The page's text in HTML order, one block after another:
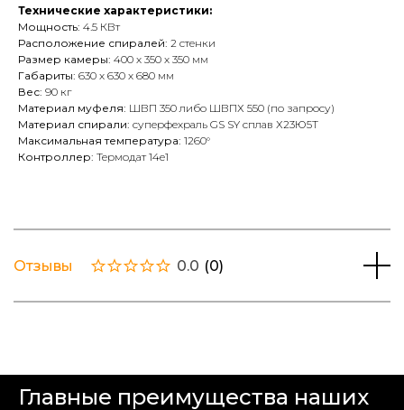
Технические характеристики:
Мощность: 4.5 КВт
Расположение спиралей: 2 стенки
Размер камеры: 400 х 350 х 350 мм
Габариты: 630 х 630 х 680 мм
Вес: 90 кг
Материал муфеля: ШВП 350 либо ШВПХ 550 (по запросу)
Материал спирали: суперфехраль GS SY сплав Х23Ю5Т
Максимальная температура: 1260°
Контроллер: Термодат 14е1
Отзывы 0.0 (0)
Главные преимущества наших